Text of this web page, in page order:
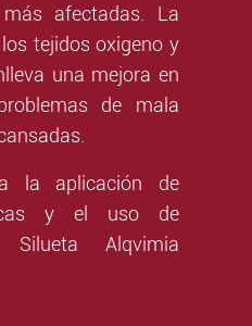
afectadas. La
tejidos oxigeno y
una mejora en
de mala
la aplicación de
y el uso de
Silueta Alqvimia